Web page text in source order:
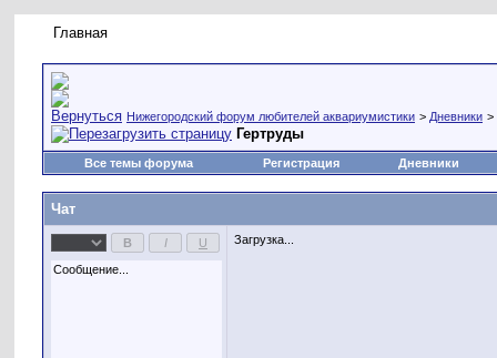
Главная
Нижегородский форум любителей аквариумистики > Дневники >
Гертруды
Все темы форума Регистрация Дневники
Чат
Загрузка...